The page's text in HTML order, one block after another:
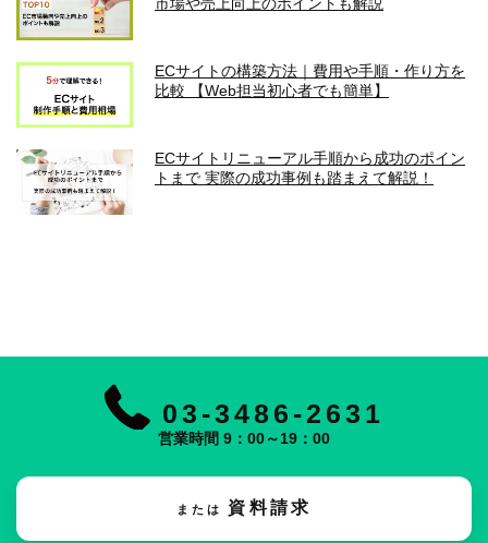
ECサイトの構築方法｜費用や手順・作り方を
比較 【Web担当初心者でも簡単】
ECサイトリニューアル手順から成功のポイン
トまで 実際の成功事例も踏まえて解説！
03-3486-2631
営業時間 9：00～19：00
または 資料請求